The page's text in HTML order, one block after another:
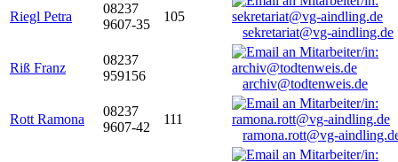
Riegl Petra
08237
9607-35
105
sekretariat@vg-aindling.de
Riß Franz
08237
959156
archiv@todtenweis.de
Rott Ramona
08237
9607-42
111
ramona.rott@vg-